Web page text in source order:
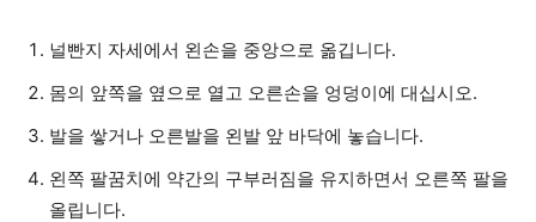
널빤지 자세에서 왼손을 중앙으로 옮깁니다.
몸의 앞쪽을 옆으로 열고 오른손을 엉덩이에 대십시오.
발을 쌓거나 오른발을 왼발 앞 바닥에 놓습니다.
왼쪽 팔꿈치에 약간의 구부러짐을 유지하면서 오른쪽 팔을
올립니다.